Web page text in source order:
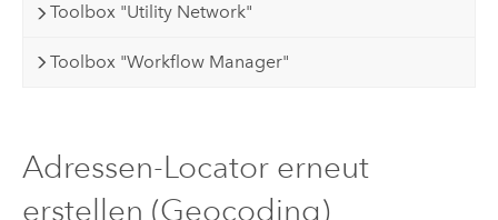
Toolbox "Utility Network"
Toolbox "Workflow Manager"
Adressen-Locator erneut
erstellen (Geocoding)